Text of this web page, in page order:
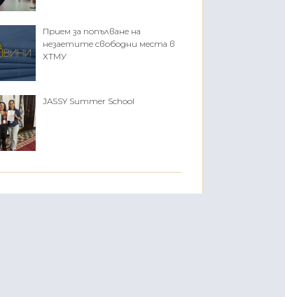
Прием за попълване на
незаетите свободни места в
ХТМУ
JASSY Summer School